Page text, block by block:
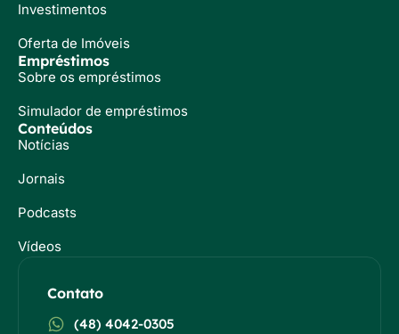
Investimentos
Oferta de Imóveis
Empréstimos
Sobre os empréstimos
Simulador de empréstimos
Conteúdos
Notícias
Jornais
Podcasts
Vídeos
Contato
(48) 4042-0305